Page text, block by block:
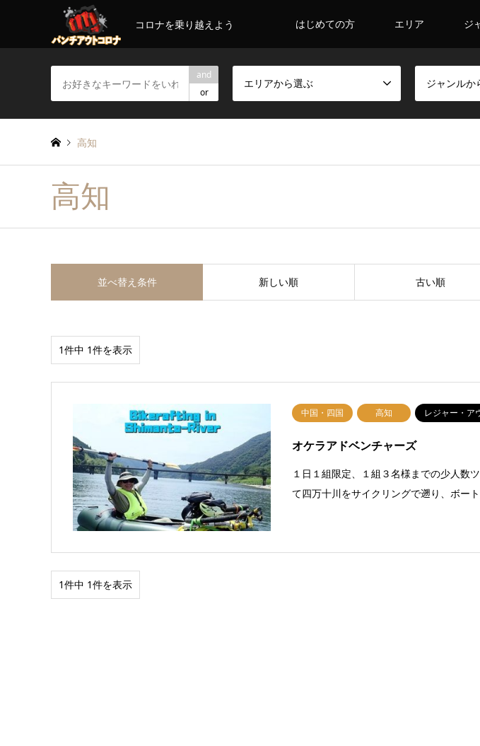
コロナを乗り越えよう はじめての方 エリア ジ
and
or
エリアから選ぶ ジャンルか
高知
高知
並べ替え条件 新しい順 古い順
1件中 1件を表示
中国・四国 高知 レジャー・ア
オケラアドベンチャーズ
１日１組限定、１組３名様までの少人数
て四万十川をサイクリングで遡り、ボー
1件中 1件を表示